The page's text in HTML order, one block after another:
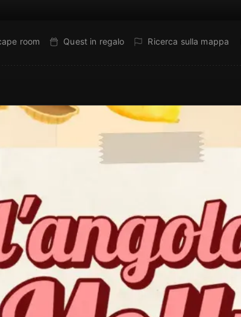
room Quest in regalo Ricerca sulla mappa